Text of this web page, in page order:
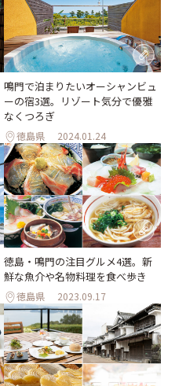
鳴門で泊まりたいオーシャンビュ
ーの宿3選。リゾート気分で優雅
なくつろぎ
徳島県 2024.01.24
徳島・鳴門の注目グルメ4選。新
鮮な魚介や名物料理を食べ歩き
徳島県 2023.09.17